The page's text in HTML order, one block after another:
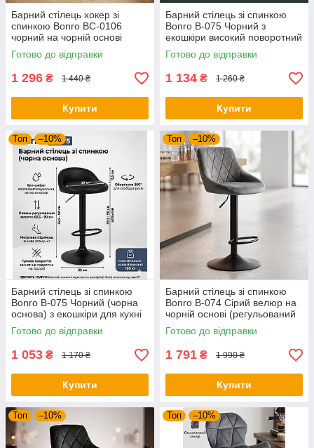
Барний стілець хокер зі
спинкою Bonro BC-0106
чорний на чорній основі
(екошкіра для кухні бару
салону)
Готово до відправки
1 296 ₴ 1 440 ₴
Купити
Барний стілець зі спинкою
Bonro B-075 Чорний з
екошкіри високий поворотний
стілець для кухні та бару
Готово до відправки
1 134 ₴ 1 260 ₴
Купити
Топ –10%
Барний стілець зі спинкою
Bonro B-075 Чорний (чорна
основа) з екошкіри для кухні
бару та кафе
Готово до відправки
1 053 ₴ 1 170 ₴
Купити
Топ –10%
Барний стілець зі спинкою
Bonro B-074 Сірий велюр на
чорній основі (регульований
хокер для кухні та бару)
Готово до відправки
1 791 ₴ 1 990 ₴
Купити
Топ –10% Топ –10%